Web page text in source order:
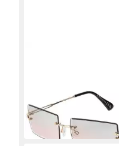
16,95 €
-35%
in 2-3 Werktagen bei dir